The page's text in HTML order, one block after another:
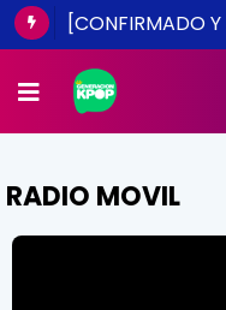
[CONFIRMADO
2014
RADIO MOVIL